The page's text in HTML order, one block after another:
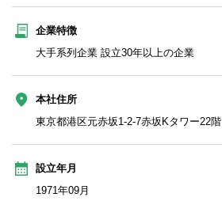
企業特徴
大手系列企業 設立30年以上の企業
本社住所
東京都港区元赤坂1-2-7赤坂Kタワー22階
設立年月
1971年09月